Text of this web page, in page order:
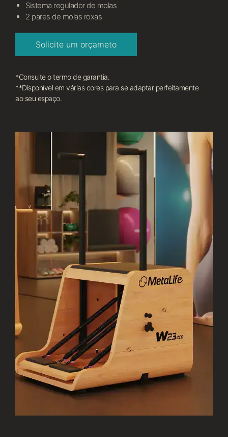
Sistema regulador de molas
2 pares de molas roxas
Solicite um orçameto
*Consulte o termo de garantia.
**Disponível em várias cores para se adaptar perfeitamente
ao seu espaço.